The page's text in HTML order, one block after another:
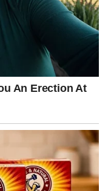
ih potpuno
i pokušava